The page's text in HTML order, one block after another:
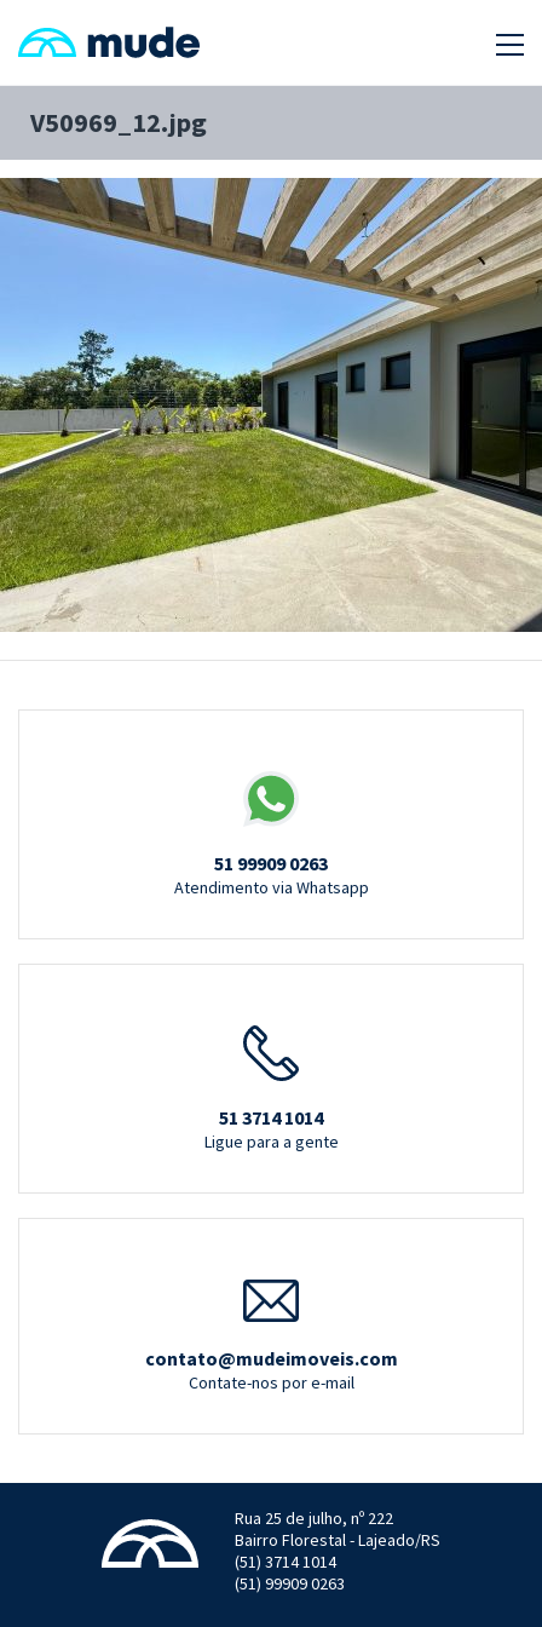
V50969_12.jpg
51 99909 0263
Atendimento via Whatsapp
51 3714 1014
Ligue para a gente
contato@mudeimoveis.com
Contate-nos por e-mail
Rua 25 de julho, nº 222
Bairro Florestal - Lajeado/RS
(51) 3714 1014
(51) 99909 0263